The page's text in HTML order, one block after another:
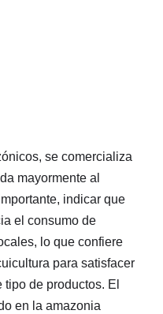
se comercializa
mayormente al
indicar que
el consumo de
lo que confiere
para satisfacer
de productos. El
en la amazonia